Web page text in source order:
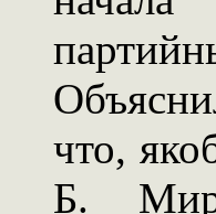
что,
Б.